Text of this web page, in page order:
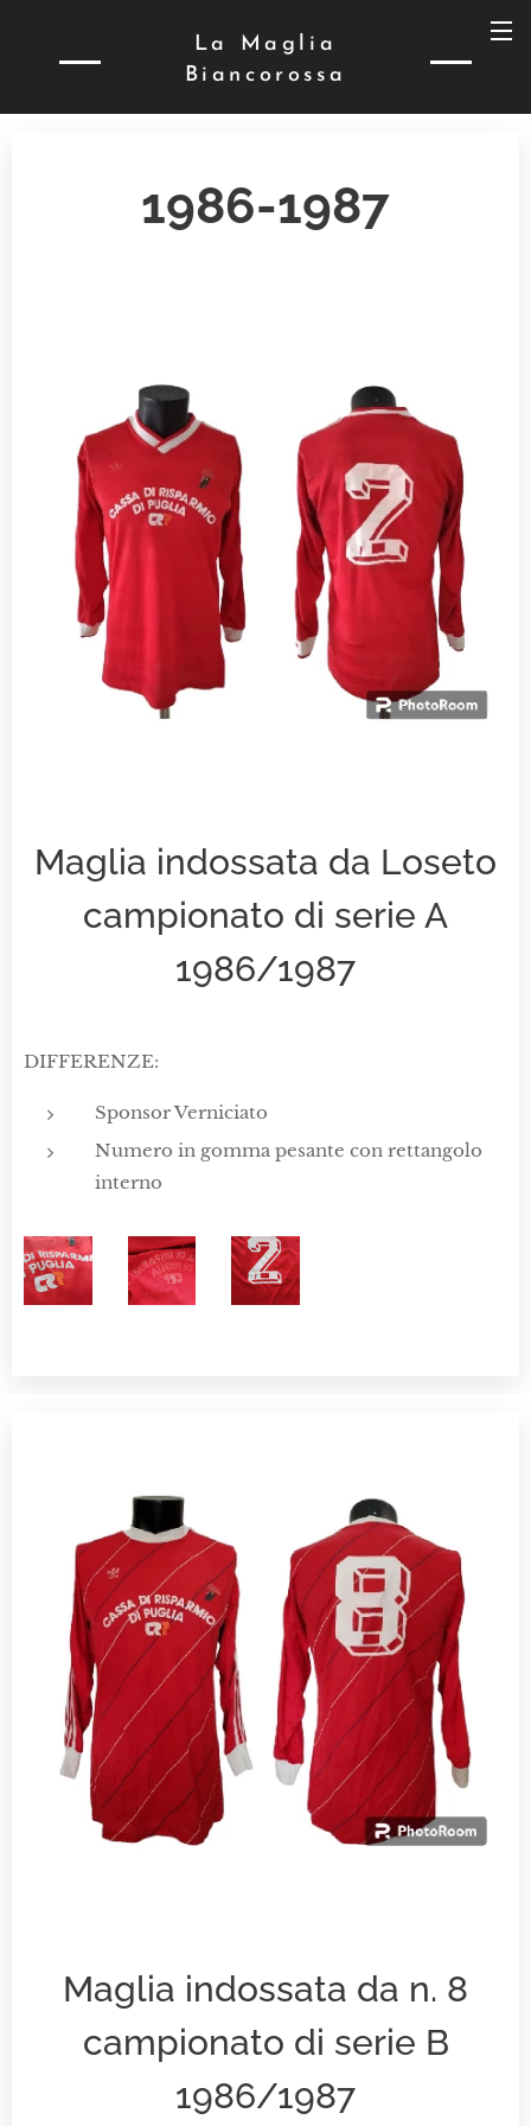
La Maglia
Biancorossa
1986-1987
Maglia indossata da Loseto
campionato di serie A
1986/1987
DIFFERENZE:
Sponsor Verniciato
Numero in gomma pesante con rettangolo
interno
Maglia indossata da n. 8
campionato di serie B
1986/1987